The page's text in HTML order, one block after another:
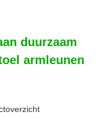
duurzaam
armleunen